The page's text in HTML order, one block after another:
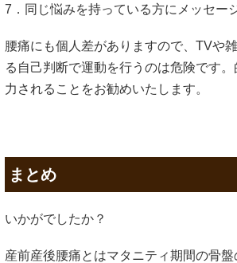
7．同じ悩みを持っている方にメッセー
腰痛にも個人差がありますので、TVや
る自己判断で運動を行うのは危険です
力されることをお勧めいたします。
まとめ
いかがでしたか？
産前産後腰痛とはマタニティ期間の骨